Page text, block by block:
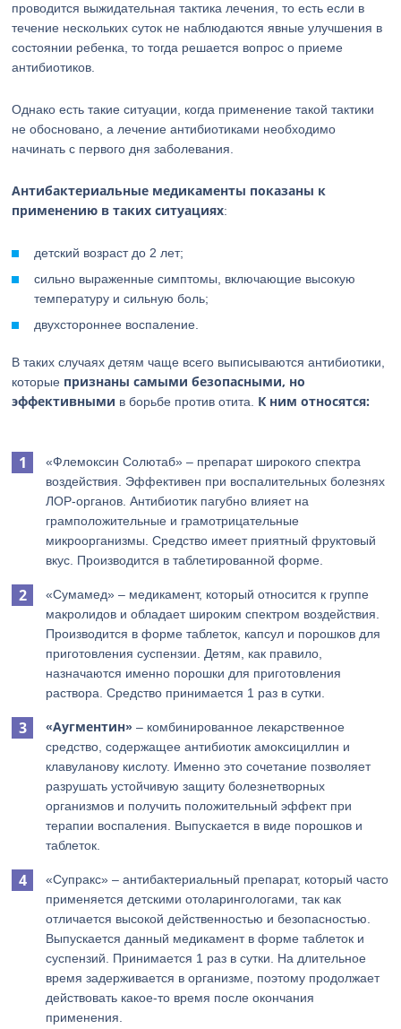
проводится выжидательная тактика лечения, то есть если в
течение нескольких суток не наблюдаются явные улучшения в
состоянии ребенка, то тогда решается вопрос о приеме
антибиотиков.
Однако есть такие ситуации, когда применение такой тактики
не обосновано, а лечение антибиотиками необходимо
начинать с первого дня заболевания.
Антибактериальные медикаменты показаны к
применению в таких ситуациях:
детский возраст до 2 лет;
сильно выраженные симптомы, включающие высокую
температуру и сильную боль;
двухстороннее воспаление.
В таких случаях детям чаще всего выписываются антибиотики,
которые признаны самыми безопасными, но
эффективными в борьбе против отита. К ним относятся:
«Флемоксин Солютаб» – препарат широкого спектра
воздействия. Эффективен при воспалительных болезнях
ЛОР-органов. Антибиотик пагубно влияет на
грамположительные и грамотрицательные
микроорганизмы. Средство имеет приятный фруктовый
вкус. Производится в таблетированной форме.
«Сумамед» – медикамент, который относится к группе
макролидов и обладает широким спектром воздействия.
Производится в форме таблеток, капсул и порошков для
приготовления суспензии. Детям, как правило,
назначаются именно порошки для приготовления
раствора. Средство принимается 1 раз в сутки.
«Аугментин» – комбинированное лекарственное
средство, содержащее антибиотик амоксициллин и
клавуланову кислоту. Именно это сочетание позволяет
разрушать устойчивую защиту болезнетворных
организмов и получить положительный эффект при
терапии воспаления. Выпускается в виде порошков и
таблеток.
«Супракс» – антибактериальный препарат, который часто
применяется детскими отоларингологами, так как
отличается высокой действенностью и безопасностью.
Выпускается данный медикамент в форме таблеток и
суспензий. Принимается 1 раз в сутки. На длительное
время задерживается в организме, поэтому продолжает
действовать какое-то время после окончания
применения.